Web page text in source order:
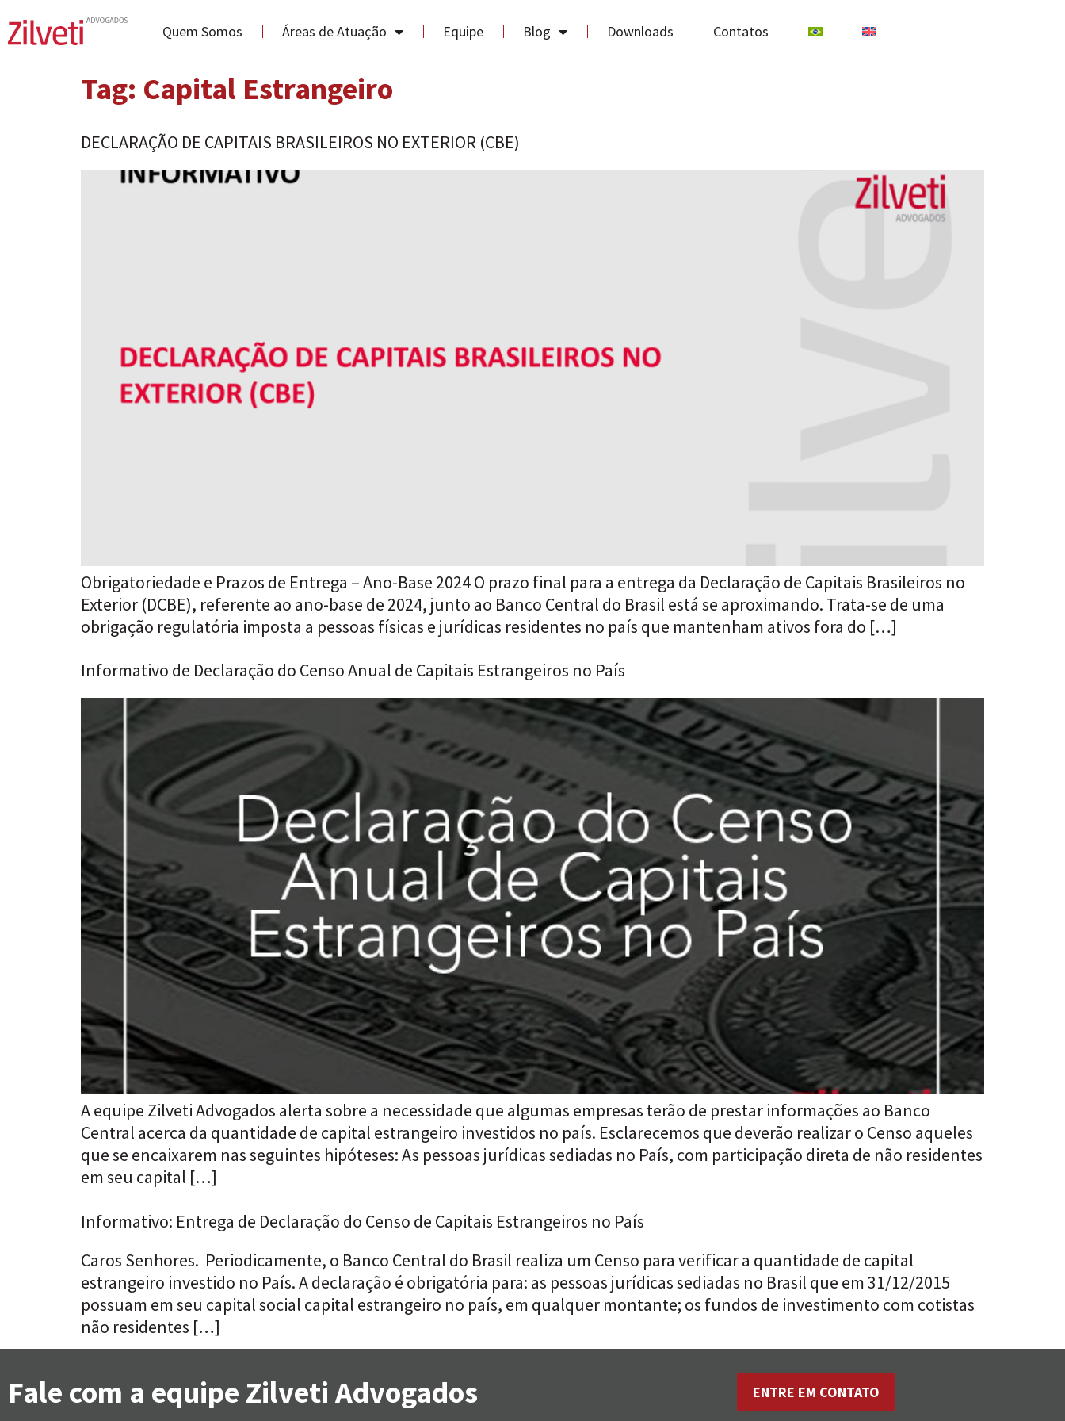
Quem Somos Áreas de Atuação Equipe Blog Downloads Contatos
Tag: Capital Estrangeiro
DECLARAÇÃO DE CAPITAIS BRASILEIROS NO EXTERIOR (CBE)
Obrigatoriedade e Prazos de Entrega – Ano-Base 2024 O prazo final para a entrega da Declaração de Capitais Brasileiros no
Exterior (DCBE), referente ao ano-base de 2024, junto ao Banco Central do Brasil está se aproximando. Trata-se de uma
obrigação regulatória imposta a pessoas físicas e jurídicas residentes no país que mantenham ativos fora do […]
Informativo de Declaração do Censo Anual de Capitais Estrangeiros no País
A equipe Zilveti Advogados alerta sobre a necessidade que algumas empresas terão de prestar informações ao Banco
Central acerca da quantidade de capital estrangeiro investidos no país. Esclarecemos que deverão realizar o Censo aqueles
que se encaixarem nas seguintes hipóteses: As pessoas jurídicas sediadas no País, com participação direta de não residentes
em seu capital […]
Informativo: Entrega de Declaração do Censo de Capitais Estrangeiros no País
Caros Senhores. Periodicamente, o Banco Central do Brasil realiza um Censo para verificar a quantidade de capital
estrangeiro investido no País. A declaração é obrigatória para: as pessoas jurídicas sediadas no Brasil que em 31/12/2015
possuam em seu capital social capital estrangeiro no país, em qualquer montante; os fundos de investimento com cotistas
não residentes […]
Fale com a equipe Zilveti Advogados ENTRE EM CONTATO